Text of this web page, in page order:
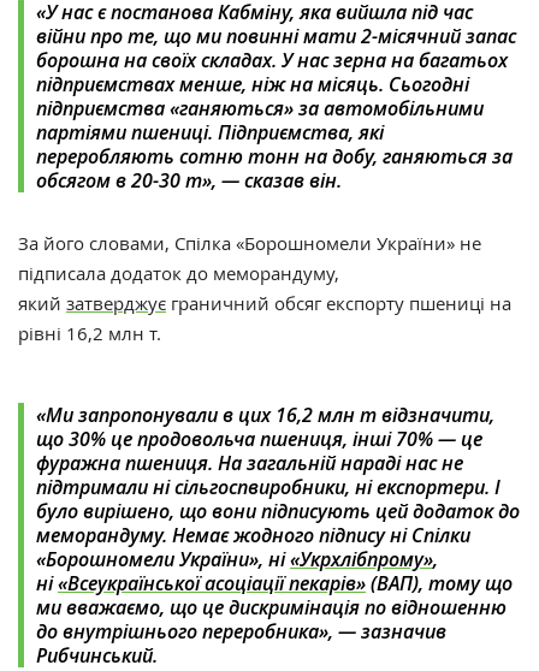
«У нас є постанова Кабміну, яка вийшла під час
війни про те, що ми повинні мати 2-місячний запас
борошна на своїх складах. У нас зерна на багатьох
підприємствах менше, ніж на місяць. Сьогодні
підприємства «ганяються» за автомобільними
партіями пшениці. Підприємства, які
переробляють сотню тонн на добу, ганяються за
обсягом в 20-30 т», — сказав він.
За його словами, Спілка «Борошномели України» не
підписала додаток до меморандуму,
який затверджує граничний обсяг експорту пшениці на
рівні 16,2 млн т.
«Ми запропонували в цих 16,2 млн т відзначити,
що 30% це продовольча пшениця, інші 70% — це
фуражна пшениця. На загальній нараді нас не
підтримали ні сільгоспвиробники, ні експортери. І
було вирішено, що вони підписують цей додаток до
меморандуму. Немає жодного підпису ніСпілки
«Борошномели України», ні«Укрхлібпрому»,
ні«Всеукраїнської асоціації пекарів»(ВАП), тому що
ми вважаємо, що це дискримінація по відношенню
до внутрішнього переробника», — зазначив
Рибчинський.